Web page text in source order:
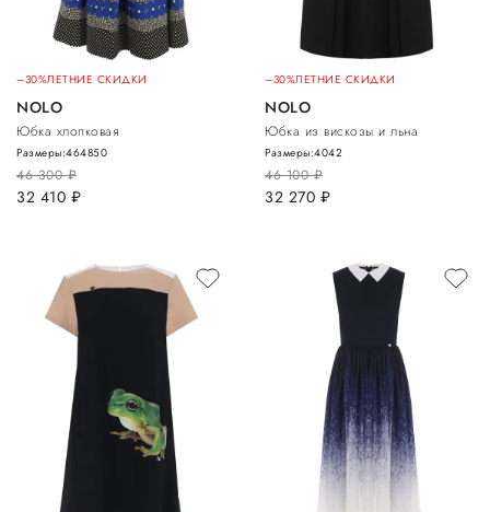
–30%ЛЕТНИЕ СКИДКИ
NOLO
Юбка хлопковая
46 300руб.
32 410 руб.
Размеры:464850
–30%ЛЕТНИЕ СКИДКИ
NOLO
Юбка из вискозы и льна
46 100руб.
32 270 руб.
Размеры:4042